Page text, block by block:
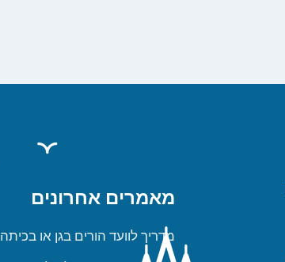
מאמרים אחרונים
מדריך לוועד הורים בגן או בכיתה